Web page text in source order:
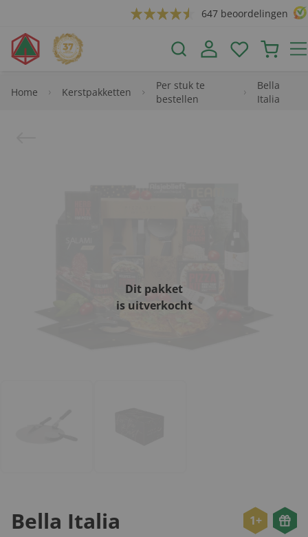
647 beoordelingen
Home Kerstpakketten
Per stuk te
bestellen
Bella
Italia
Dit pakket
is uitverkocht
Bella Italia 1+